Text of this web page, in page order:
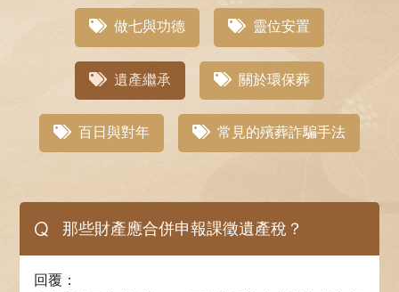
做七與功德 靈位安置
遺產繼承 關於環保葬
百日與對年 常見的殯葬詐騙手法
Q 那些財產應合併申報課徵遺產稅？
回覆：